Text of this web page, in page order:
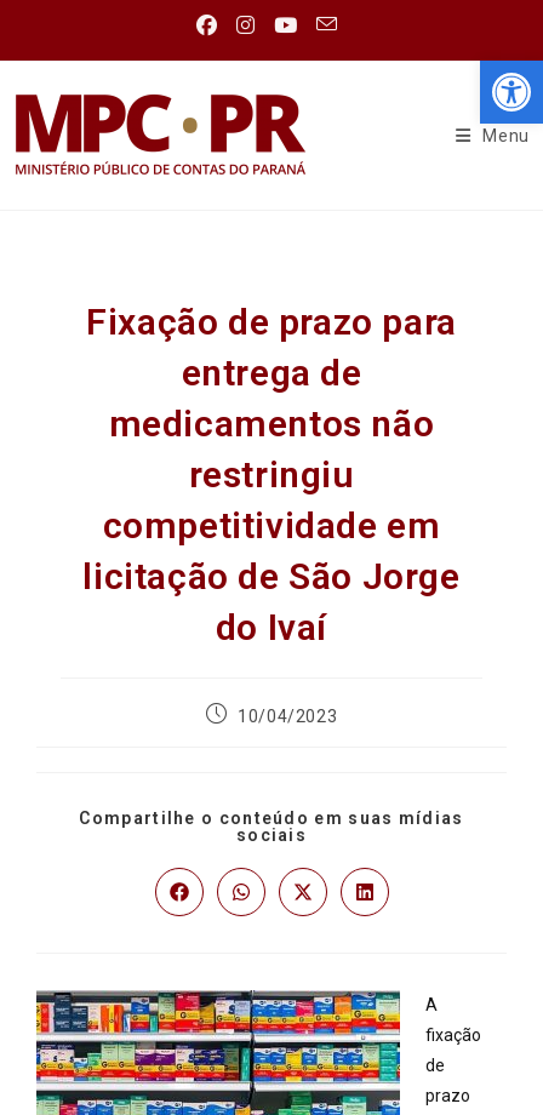
Menu
Fixação de prazo para
entrega de
medicamentos não
restringiu
competitividade em
licitação de São Jorge
do Ivaí
10/04/2023
Compartilhe o conteúdo em suas mídias
sociais
A
fixação
de
prazo